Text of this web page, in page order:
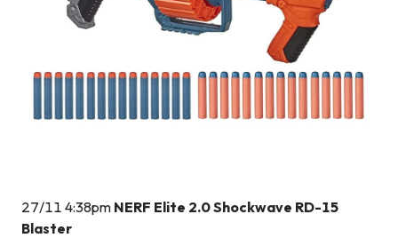
27/11 4:38pm NERF Elite 2.0 Shockwave RD-15
Blaster